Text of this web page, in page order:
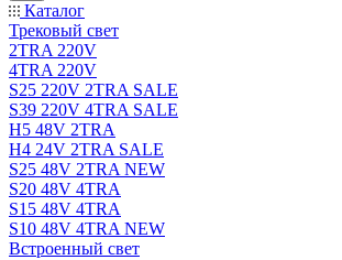
Каталог
Трековый свет
2TRA 220V
4TRA 220V
S25 220V 2TRA SALE
S39 220V 4TRA SALE
H5 48V 2TRA
H4 24V 2TRA SALE
S25 48V 2TRA NEW
S20 48V 4TRA
S15 48V 4TRA
S10 48V 4TRA NEW
Встроенный свет